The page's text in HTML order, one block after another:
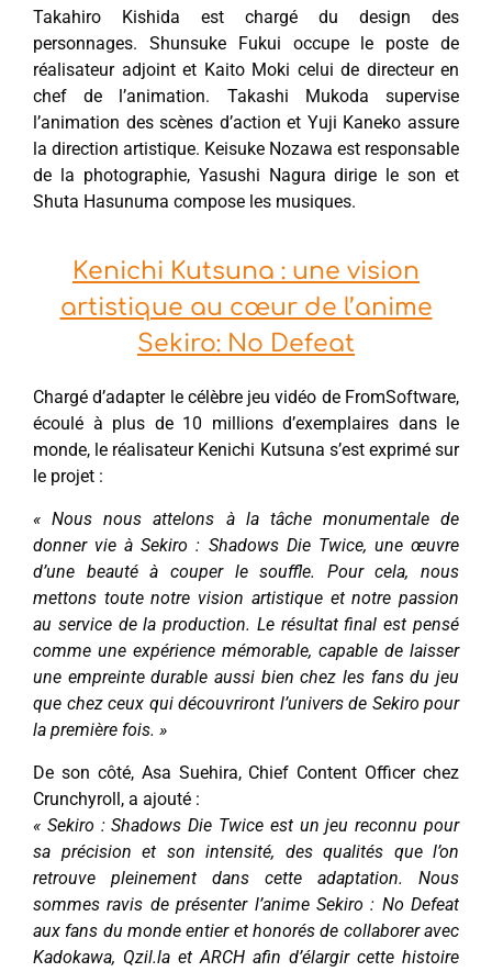
Takahiro Kishida est chargé du design des
personnages. Shunsuke Fukui occupe le poste de
réalisateur adjoint et Kaito Moki celui de directeur en
chef de l’animation. Takashi Mukoda supervise
l’animation des scènes d’action et Yuji Kaneko assure
la direction artistique. Keisuke Nozawa est responsable
de la photographie, Yasushi Nagura dirige le son et
Shuta Hasunuma compose les musiques.
Kenichi Kutsuna : une vision
artistique au cœur de l’anime
Sekiro: No Defeat
Chargé d’adapter le célèbre jeu vidéo de FromSoftware,
écoulé à plus de 10 millions d’exemplaires dans le
monde, le réalisateur Kenichi Kutsuna s’est exprimé sur
le projet :
« Nous nous attelons à la tâche monumentale de
donner vie à Sekiro : Shadows Die Twice, une œuvre
d’une beauté à couper le souffle. Pour cela, nous
mettons toute notre vision artistique et notre passion
au service de la production. Le résultat final est pensé
comme une expérience mémorable, capable de laisser
une empreinte durable aussi bien chez les fans du jeu
que chez ceux qui découvriront l’univers de Sekiro pour
la première fois. »
De son côté, Asa Suehira, Chief Content Officer chez
Crunchyroll, a ajouté :
« Sekiro : Shadows Die Twice est un jeu reconnu pour
sa précision et son intensité, des qualités que l’on
retrouve pleinement dans cette adaptation. Nous
sommes ravis de présenter l’anime Sekiro : No Defeat
aux fans du monde entier et honorés de collaborer avec
Kadokawa, Qzil.la et ARCH afin d’élargir cette histoire